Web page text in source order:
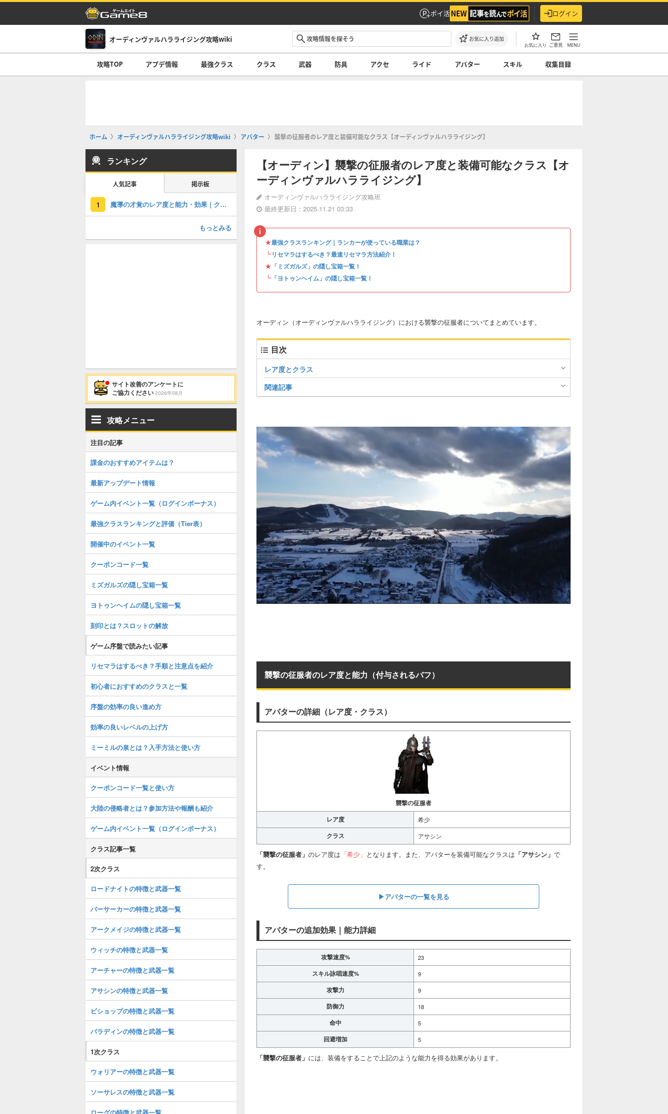
ポイ活 ログイン
オーディンヴァルハラライジング攻略wiki お気に入り追加
お気に入り ご意見 MENU
攻略TOP アプデ情報 最強クラス クラス 武器 防具 アクセ ライド アバター スキル 収集目録
ホーム オーディンヴァルハラライジング攻略wiki アバター 襲撃の征服者のレア度と装備可能なクラス【オーディンヴァルハラライジング】
【オーディン】襲撃の征服者のレア度と装備可能なクラス【オ
ーディンヴァルハラライジング】
オーディンヴァルハラライジング攻略班
最終更新日：2025.11.21 03:33
★最強クラスランキング｜ランカーが使っている職業は？
┗リセマラはするべき？最速リセマラ方法紹介！
★ 「ミズガルズ」の隠し宝箱一覧！
┗ 「ヨトゥンヘイム」の隠し宝箱一覧！
オーディン（オーディンヴァルハラライジング）における襲撃の征服者についてまとめています。
目次
レア度とクラス
関連記事
襲撃の征服者のレア度と能力（付与されるバフ）
アバターの詳細（レア度・クラス）
襲撃の征服者
レア度
希少
クラス アサシン
「襲撃の征服者」 のレア度は 「希少」 となります。また、アバターを装備可能なクラスは 「アサシン」 で
す。
▶アバターの一覧を見る
アバターの追加効果｜能力詳細
攻撃速度% 23
スキル詠唱速度% 9
攻撃力 9
防御力 18
命中 5
回避増加 5
「襲撃の征服者」 には、装備をすることで上記のような能力を得る効果があります。
ランキング
人気記事 掲示板
1 魔導の才覚のレア度と能力・効果｜クラス
もっとみる
サイト改善のアンケートに
ご協力ください 2026年08月
攻略メニュー
注目の記事
課金のおすすめアイテムは？
最新アップデート情報
ゲーム内イベント一覧（ログインボーナス）
最強クラスランキングと評価（Tier表）
開催中のイベント一覧
クーポンコード一覧
ミズガルズの隠し宝箱一覧
ヨトゥンヘイムの隠し宝箱一覧
刻印とは？スロットの解放
ゲーム序盤で読みたい記事
リセマラはするべき？手順と注意点を紹介
初心者におすすめのクラスと一覧
序盤の効率の良い進め方
効率の良いレベルの上げ方
ミーミルの泉とは？入手方法と使い方
イベント情報
クーポンコード一覧と使い方
大陸の侵略者とは？参加方法や報酬も紹介
ゲーム内イベント一覧（ログインボーナス）
クラス記事一覧
2次クラス
ロードナイトの特徴と武器一覧
バーサーカーの特徴と武器一覧
アークメイジの特徴と武器一覧
ウィッチの特徴と武器一覧
アーチャーの特徴と武器一覧
アサシンの特徴と武器一覧
ビショップの特徴と武器一覧
パラディンの特徴と武器一覧
1次クラス
ウォリアーの特徴と武器一覧
ソーサレスの特徴と武器一覧